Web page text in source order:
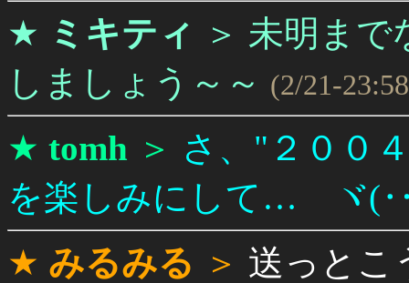
★ ミキティ ＞ 未明まで
しましょう～～ (2/21-
★ tomh ＞ さ、"２００
を楽しみにして… ヾ
★ みるみる ＞ 送っとこ